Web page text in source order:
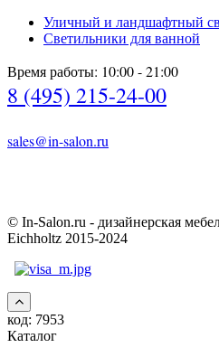
Уличный и ландшафтный
Светильники для ванной
Время работы: 10:00 - 21:00
8 (495) 215-24-00
sales@in-salon.ru
© In-Salon.ru - дизайнерская
Eichholtz 2015-2024
код: 7953
Каталог